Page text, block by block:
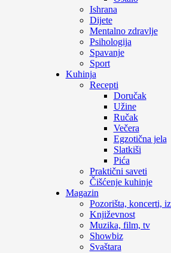
Ishrana
Dijete
Mentalno zdravlje
Psihologija
Spavanje
Sport
Kuhinja
Recepti
Doručak
Užine
Ručak
Večera
Egzotična jela
Slatkiši
Pića
Praktični saveti
Čišćenje kuhinje
Magazin
Pozorišta, koncerti,
Književnost
Muzika, film, tv
Showbiz
Svaštara